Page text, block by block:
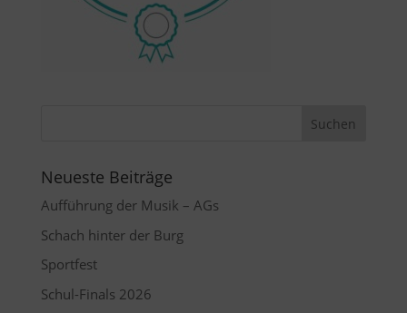
Neueste Beiträge
Aufführung der Musik – AGs
Schach hinter der Burg
Sportfest
Schul-Finals 2026